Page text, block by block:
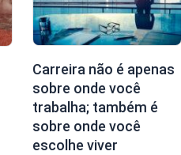
Carreira não é apenas
sobre onde você
trabalha; também é
sobre onde você
escolhe viver